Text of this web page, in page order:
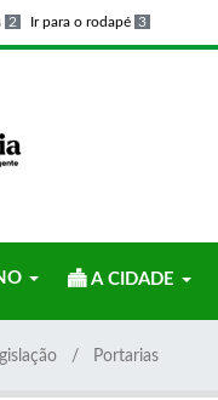
2 Ir para o rodapé 3
A CIDADE
Portarias